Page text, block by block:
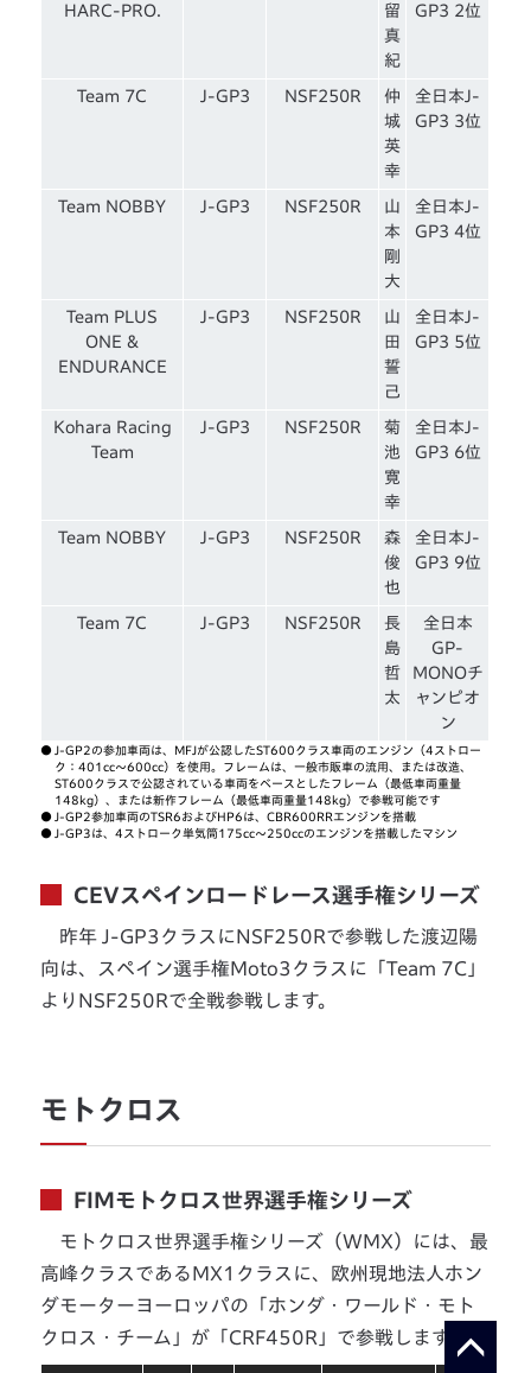
HARC-PRO.
留
真
紀
GP3 2位
Team 7C J-GP3 NSF250R
仲
城
英
幸
全日本J-
GP3 3位
Team NOBBY J-GP3 NSF250R
山
本
剛
大
全日本J-
GP3 4位
Team PLUS
ONE &
ENDURANCE
J-GP3 NSF250R
山
田
誓
己
全日本J-
GP3 5位
Kohara Racing
Team
J-GP3 NSF250R
菊
池
寛
幸
全日本J-
GP3 6位
Team NOBBY J-GP3 NSF250R
森
俊
也
全日本J-
GP3 9位
Team 7C J-GP3 NSF250R
長
島
哲
太
全日本
GP-
MONOチ
ャンピオ
ン
● J-GP2の参加車両は、MFJが公認したST600クラス車両のエンジン（4ストロー
ク：401cc〜600cc）を使用。フレームは、一般市販車の流用、または改造、
ST600クラスで公認されている車両をベースとしたフレーム（最低車両重量
148kg）、または新作フレーム（最低車両重量148kg）で参戦可能です
● J-GP2参加車両のTSR6およびHP6は、CBR600RRエンジンを搭載
● J-GP3は、4ストローク単気筒175cc〜250ccのエンジンを搭載したマシン
CEVスペインロードレース選手権シリーズ
昨年 J-GP3クラスにNSF250Rで参戦した渡辺陽
向は、スペイン選手権Moto3クラスに「Team 7C」
よりNSF250Rで全戦参戦します。
モトクロス
FIMモトクロス世界選手権シリーズ
モトクロス世界選手権シリーズ（WMX）には、最
高峰クラスであるMX1クラスに、欧州現地法人ホン
ダモーターヨーロッパの「ホンダ・ワールド・モト
クロス・チーム」が「CRF450R」で参戦します。